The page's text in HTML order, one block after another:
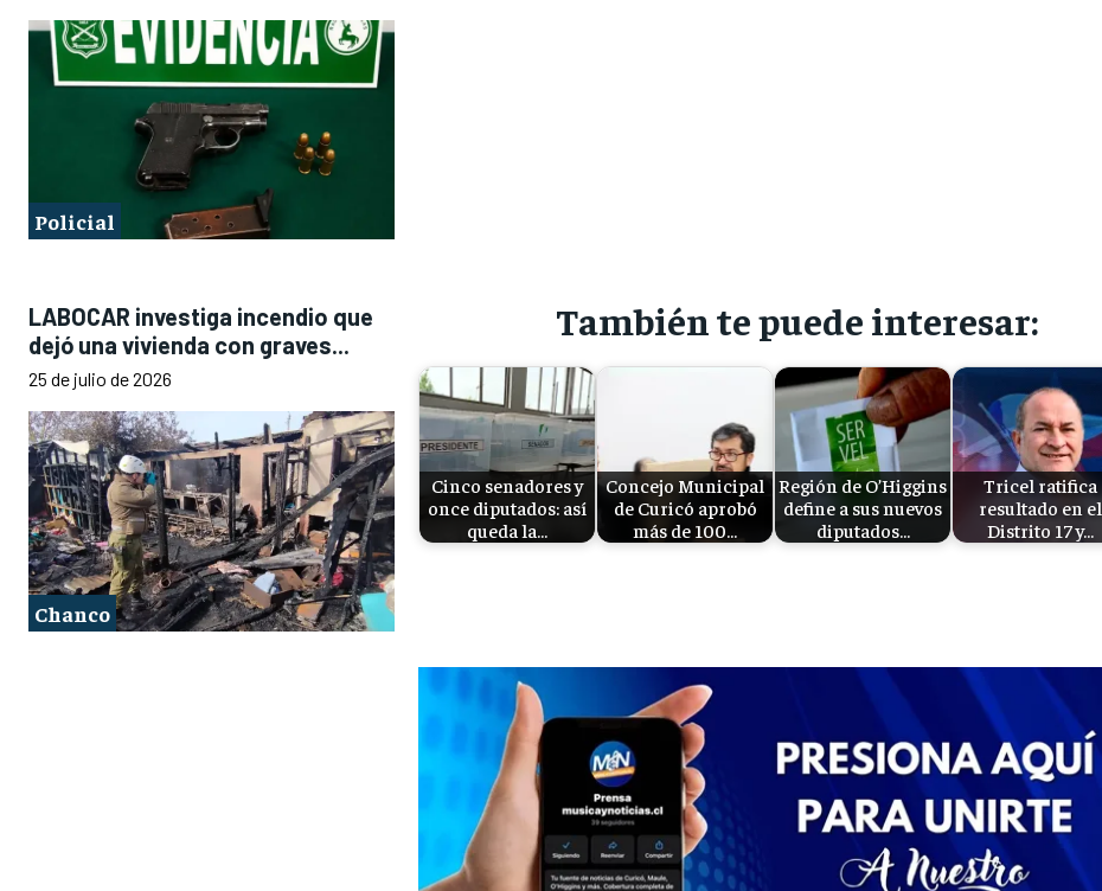
Policial
LABOCAR investiga incendio que
dejó una vivienda con graves...
25 de julio de 2026
Chanco
También te puede interesar:
Cinco senadores y
once diputados: así
queda la…
Concejo Municipal
de Curicó aprobó
más de 100…
Región de O’Higgins
define a sus nuevos
diputados…
Tricel ratifica
resultado en el
Distrito 17 y…